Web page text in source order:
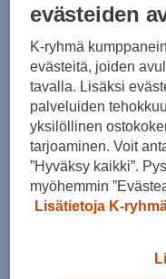
Tarkista saatavuus
evästeiden
K-ryhmä
evästeitä, joiden
tavalla. Lisäksi
palveluiden
yksilöllinen
tarjoaminen. Voit
”Hyväksy kaikki”.
myöhemmin
Lisätietoja K-